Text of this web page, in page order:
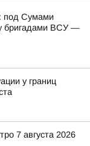
под Сумами
бригадами ВСУ —
у границ
7 августа 2026